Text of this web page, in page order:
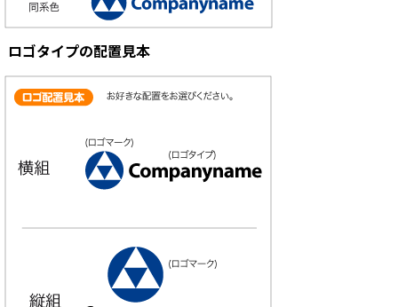
ロゴタイプの配置見本